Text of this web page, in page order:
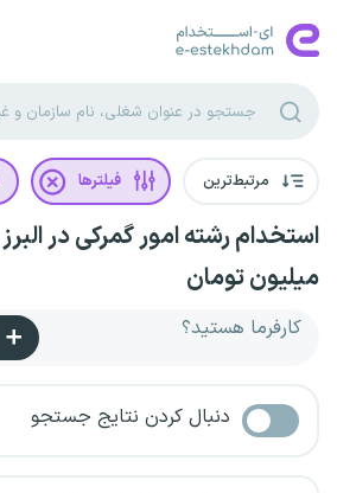
مرتبط‌ترین فیلترها
میلیون تومان
کارفرما هستید؟
دنبال کردن نتایج جستجو